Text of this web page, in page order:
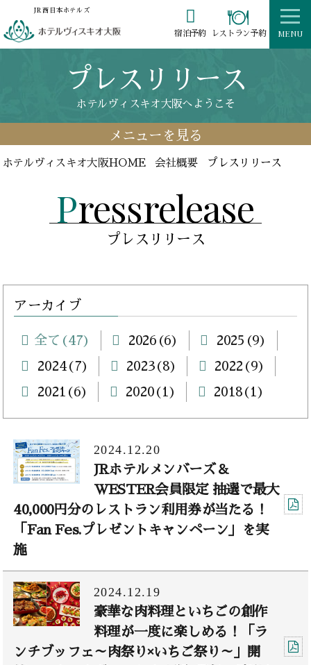
JR西日本ホテルズ 
宿泊予約 レストラン予約 MENU
プレスリリース
ホテルヴィスキオ大阪へようこそ
メニューを見る
ホテルヴィスキオ大阪HOME 会社概要 プレスリリース
Pressrelease
プレスリリース
アーカイブ
全て(47) 2026(6)
2025(9)
2024(7)
2023(8)
2022(9)
2021(6)
2020(1) 2018(1)
2024.12.20
JRホテルメンバーズ＆
WESTER会員限定 抽選で最大
40,000円分のレストラン利用券が当たる！
「Fan Fes.プレゼントキャンペーン」を実
施
2024.12.19
豪華な肉料理といちごの創作
料理が一度に楽しめる！「ラ
ンチブッフェ～肉祭り×いちご祭り～」開